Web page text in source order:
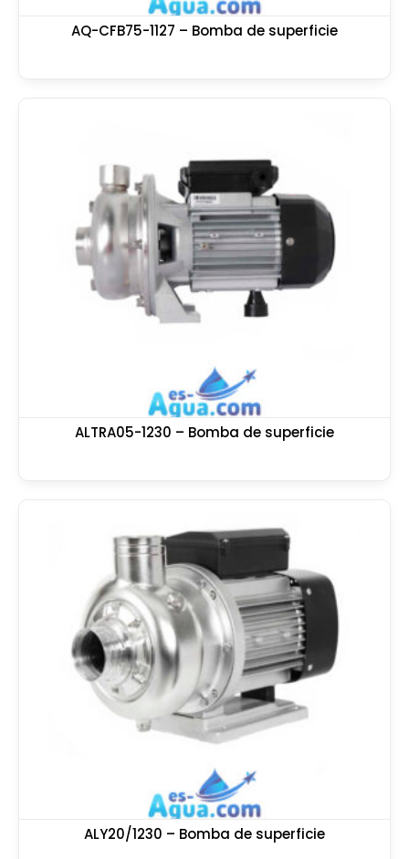
AQ-CFB75-1127 – Bomba de superficie
ALTRA05-1230 – Bomba de superficie
ALY20/1230 – Bomba de superficie